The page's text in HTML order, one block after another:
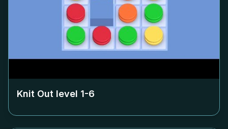
Knit Out level 1-6